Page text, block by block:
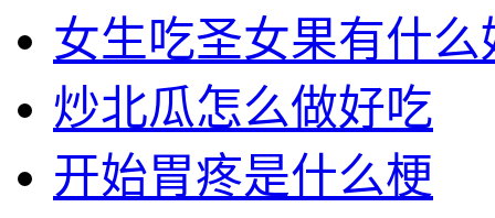
女生吃圣女果有什么
炒北瓜怎么做好吃
开始胃疼是什么梗